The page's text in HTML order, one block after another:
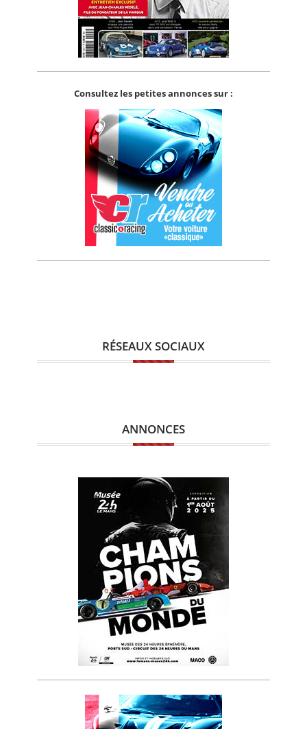
Consultez les petites annonces sur :
RÉSEAUX SOCIAUX
ANNONCES